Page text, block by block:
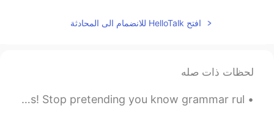
PinkSunset
2021.01.02 06:09
JP
EN
افتح HelloTalk للانضمام الى المحادثة
لحظات ذات صله
There is a lot of bad English advice here! English speakers! Stop pretending you know grammar rul...